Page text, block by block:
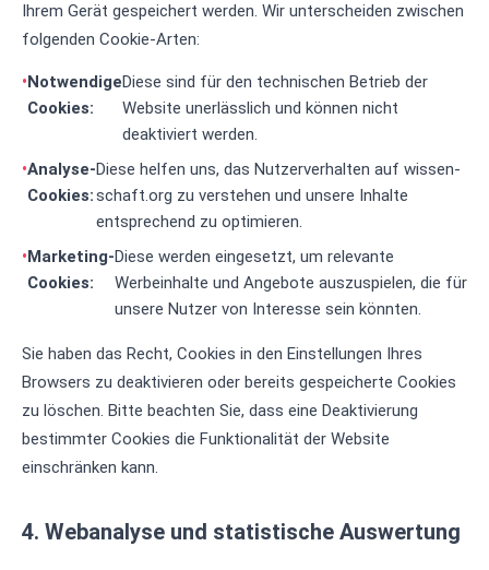
Ihrem Gerät gespeichert werden. Wir unterscheiden zwischen
folgenden Cookie-Arten:
Notwendige
Cookies:
Diese sind für den technischen Betrieb der
Website unerlässlich und können nicht
deaktiviert werden.
Analyse-
Cookies:
Diese helfen uns, das Nutzerverhalten auf wissen-
schaft.org zu verstehen und unsere Inhalte
entsprechend zu optimieren.
Marketing-
Cookies:
Diese werden eingesetzt, um relevante
Werbeinhalte und Angebote auszuspielen, die für
unsere Nutzer von Interesse sein könnten.
Sie haben das Recht, Cookies in den Einstellungen Ihres
Browsers zu deaktivieren oder bereits gespeicherte Cookies
zu löschen. Bitte beachten Sie, dass eine Deaktivierung
bestimmter Cookies die Funktionalität der Website
einschränken kann.
4. Webanalyse und statistische Auswertung